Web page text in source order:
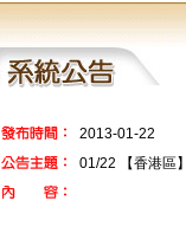
2013-01-22
01/22 【香港區